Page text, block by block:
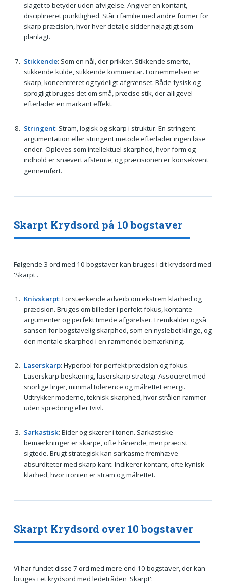
slaget to betyder uden afvigelse. Angiver en kontant,
disciplineret punktlighed. Står i familie med andre former for
skarp præcision, hvor hver detalje sidder nøjagtigt som
planlagt.
Stikkende: Som en nål, der prikker. Stikkende smerte,
stikkende kulde, stikkende kommentar. Fornemmelsen er
skarp, koncentreret og tydeligt afgrænset. Både fysisk og
sprogligt bruges det om små, præcise stik, der alligevel
efterlader en markant effekt.
Stringent: Stram, logisk og skarp i struktur. En stringent
argumentation eller stringent metode efterlader ingen løse
ender. Opleves som intellektuel skarphed, hvor form og
indhold er snævert afstemte, og præcisionen er konsekvent
gennemført.
Skarpt Krydsord på 10 bogstaver
Følgende 3 ord med 10 bogstaver kan bruges i dit krydsord med
'Skarpt'.
Knivskarpt: Forstærkende adverb om ekstrem klarhed og
præcision. Bruges om billeder i perfekt fokus, kontante
argumenter og perfekt timede afgørelser. Fremkalder også
sansen for bogstavelig skarphed, som en nyslebet klinge, og
den mentale skarphed i en rammende bemærkning.
Laserskarp: Hyperbol for perfekt præcision og fokus.
Laserskarp beskæring, laserskarp strategi. Associeret med
snorlige linjer, minimal tolerence og målrettet energi.
Udtrykker moderne, teknisk skarphed, hvor strålen rammer
uden spredning eller tvivl.
Sarkastisk: Bider og skærer i tonen. Sarkastiske
bemærkninger er skarpe, ofte hånende, men præcist
sigtede. Brugt strategisk kan sarkasme fremhæve
absurditeter med skarp kant. Indikerer kontant, ofte kynisk
klarhed, hvor ironien er stram og målrettet.
Skarpt Krydsord over 10 bogstaver
Vi har fundet disse 7 ord med mere end 10 bogstaver, der kan
bruges i et krydsord med ledetråden 'Skarpt':